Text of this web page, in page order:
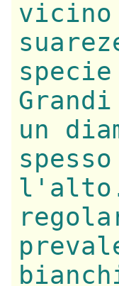
vicino
un
l'alto.